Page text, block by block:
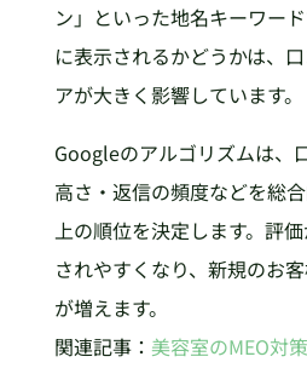
ン」といった地名キーワー
に表示されるかどうかは、
アが大きく影響しています。
Googleのアルゴリズムは、
高さ・返信の頻度などを総
上の順位を決定します。評
されやすくなり、新規のお
が増えます。
関連記事： 美容室のMEO対